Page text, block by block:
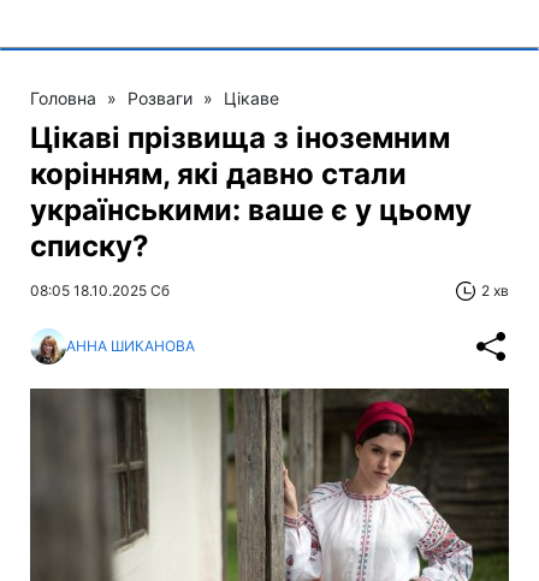
Головна » Розваги » Цікаве
Цікаві прізвища з іноземним
корінням, які давно стали
українськими: ваше є у цьому
списку?
08:05 18.10.2025 Сб 2 хв
АННА ШИКАНОВА